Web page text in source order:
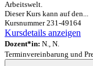
Arbeitswelt.
Dieser Kurs kann auf den...
Kursnummer 231-49164
Kursdetails anzeigen
Dozent*in: N., N.
Terminvereinbarung und